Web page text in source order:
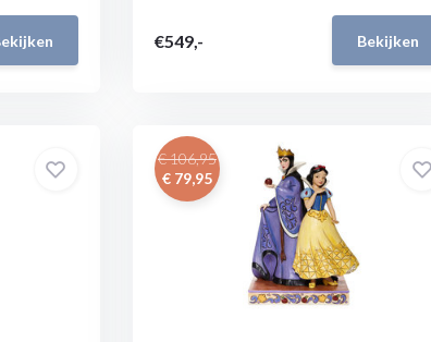
€549,- Bekijken
€ 106,95
€ 79,95